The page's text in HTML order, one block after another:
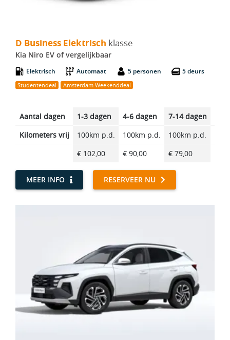
D Business Elektrisch klasse
Kia Niro EV of vergelijkbaar
Elektrisch Automaat 5 personen 5 deurs
Studentendeal Amsterdam Weekenddeal
Aantal dagen 1-3 dagen 4-6 dagen 7-14 dagen
Kilometers vrij
100km p.d. 100km p.d. 100km p.d.
€ 102,00
€ 90,00 € 79,00
MEER INFO RESERVEER NU